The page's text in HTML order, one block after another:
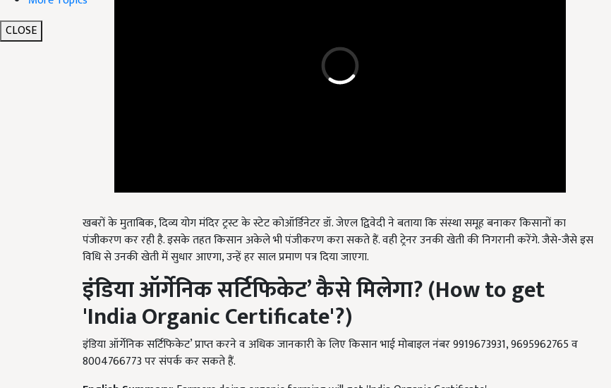
CLOSE
पंजीकरण कर रही है. इसके तहत किसान अकेले भी पंजीकरण करा सकते हैं. वही ट्रेनर उनकी खेती की निगरानी करेंगे. जैसे-जैसे इस
विधि से उनकी खेती में सुधार आएगा, उन्हें हर साल प्रमाण पत्र दिया जाएगा.
इंडिया ऑर्गेनिक सर्टिफिकेट’कैसे मिलेगा? (How to get
'India Organic Certificate'?)
इंडिया ऑर्गेनिक सर्टिफिकेट’ प्राप्त करने व अधिक जानकारी के लिए किसान भाई मोबाइल नंबर 9919673931, 9695962765 व
8004766773 पर संपर्क कर सकते हैं.